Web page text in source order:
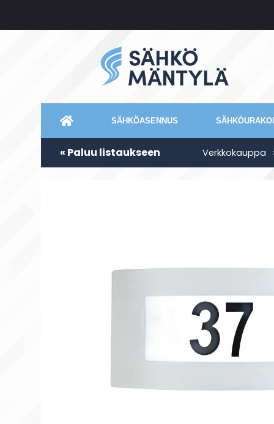
SÄHKÖASENNUS
« Paluu listaukseen Verkkokauppa